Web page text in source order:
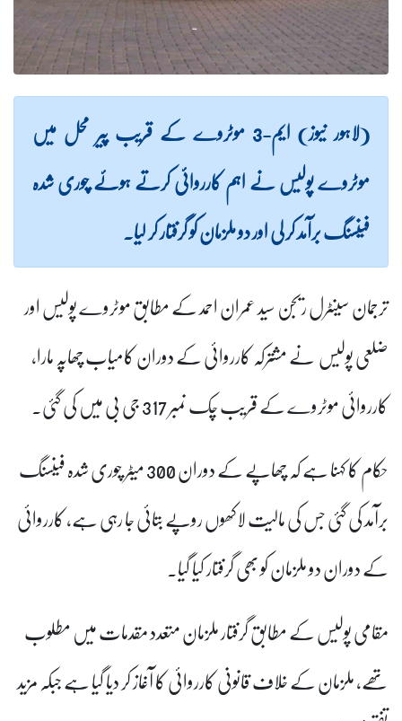
(لاہور نیوز) ایم-3 موٹروے کے قریب پیر محل میں
موٹروے پولیس نے اہم کارروائی کرتے ہوئے چوری شدہ
فینسنگ برآمد کر لی اور دو ملزمان کو گرفتار کر لیا۔
ترجمان سینٹرل ریجن سید عمران احمد کے مطابق موٹروے پولیس اور
ضلعی پولیس نے مشترکہ کارروائی کے دوران کامیاب چھاپہ مارا،
کارروائی موٹروے کے قریب چک نمبر 317 جی بی میں کی گئی۔
حکام کا کہنا ہے کہ چھاپے کے دوران 300 میٹر چوری شدہ فینسنگ
برآمد کی گئی جس کی مالیت لاکھوں روپے بتائی جا رہی ہے، کارروائی
کے دوران دو ملزمان کو بھی گرفتار کیا گیا۔
مقامی پولیس کے مطابق گرفتار ملزمان متعدد مقدمات میں مطلوب
تھے، ملزمان کے خلاف قانونی کارروائی کا آغاز کر دیا گیا ہے جبکہ مزید